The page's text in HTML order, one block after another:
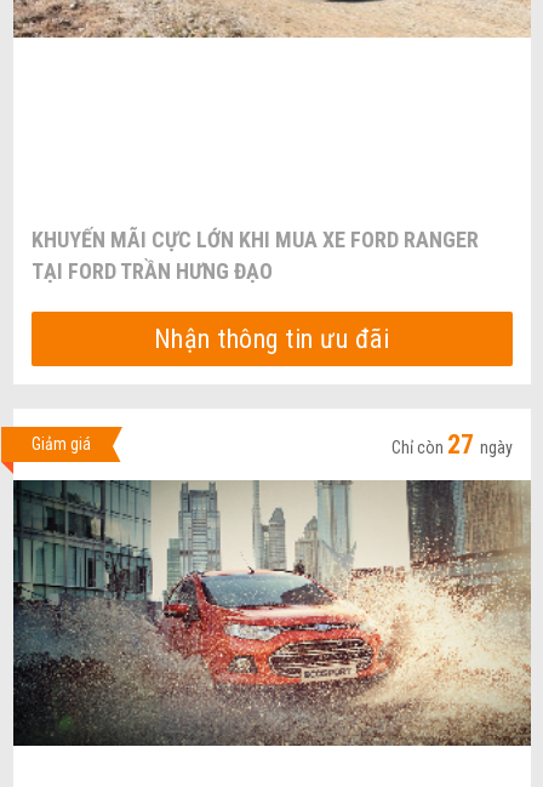
KHUYẾN MÃI CỰC LỚN KHI MUA XE FORD RANGER
TẠI FORD TRẦN HƯNG ĐẠO
Nhận thông tin ưu đãi
Giảm giá Chỉ còn 27 ngày